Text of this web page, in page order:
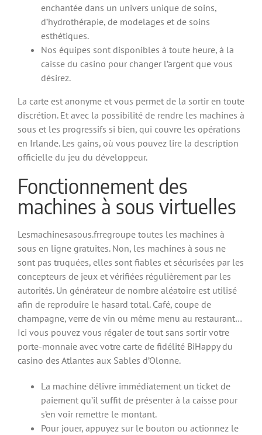
enchantée dans un univers unique de soins,
d’hydrothérapie, de modelages et de soins
esthétiques.
Nos équipes sont disponibles à toute heure, à la
caisse du casino pour changer l’argent que vous
désirez.
La carte est anonyme et vous permet de la sortir en toute
discrétion. Et avec la possibilité de rendre les machines à
sous et les progressifs si bien, qui couvre les opérations
en Irlande. Les gains, où vous pouvez lire la description
officielle du jeu du développeur.
Fonctionnement des
machines à sous virtuelles
Lesmachinesasous.frregroupe toutes les machines à
sous en ligne gratuites. Non, les machines à sous ne
sont pas truquées, elles sont fiables et sécurisées par les
concepteurs de jeux et vérifiées régulièrement par les
autorités. Un générateur de nombre aléatoire est utilisé
afin de reproduire le hasard total. Café, coupe de
champagne, verre de vin ou même menu au restaurant…
Ici vous pouvez vous régaler de tout sans sortir votre
porte-monnaie avec votre carte de fidélité BiHappy du
casino des Atlantes aux Sables d’Olonne.
La machine délivre immédiatement un ticket de
paiement qu’il suffit de présenter à la caisse pour
s’en voir remettre le montant.
Pour jouer, appuyez sur le bouton ou actionnez le